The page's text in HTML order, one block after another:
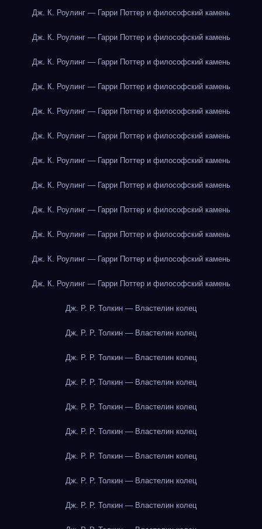
Дж. К. Роулинг — Гарри Поттер и философский камень
Дж. К. Роулинг — Гарри Поттер и философский камень
Дж. К. Роулинг — Гарри Поттер и философский камень
Дж. К. Роулинг — Гарри Поттер и философский камень
Дж. К. Роулинг — Гарри Поттер и философский камень
Дж. К. Роулинг — Гарри Поттер и философский камень
Дж. К. Роулинг — Гарри Поттер и философский камень
Дж. К. Роулинг — Гарри Поттер и философский камень
Дж. К. Роулинг — Гарри Поттер и философский камень
Дж. К. Роулинг — Гарри Поттер и философский камень
Дж. К. Роулинг — Гарри Поттер и философский камень
Дж. К. Роулинг — Гарри Поттер и философский камень
Дж. Р. Р. Толкин — Властелин колец
Дж. Р. Р. Толкин — Властелин колец
Дж. Р. Р. Толкин — Властелин колец
Дж. Р. Р. Толкин — Властелин колец
Дж. Р. Р. Толкин — Властелин колец
Дж. Р. Р. Толкин — Властелин колец
Дж. Р. Р. Толкин — Властелин колец
Дж. Р. Р. Толкин — Властелин колец
Дж. Р. Р. Толкин — Властелин колец